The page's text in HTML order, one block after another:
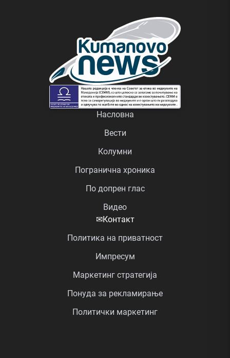
Насловна
Вести
Колумни
Погранична хроника
По допрен глас
Видео
✉Контакт
Политика на приватност
Импресум
Маркетинг стратегија
Понуда за рекламирање
Политички маркетинг